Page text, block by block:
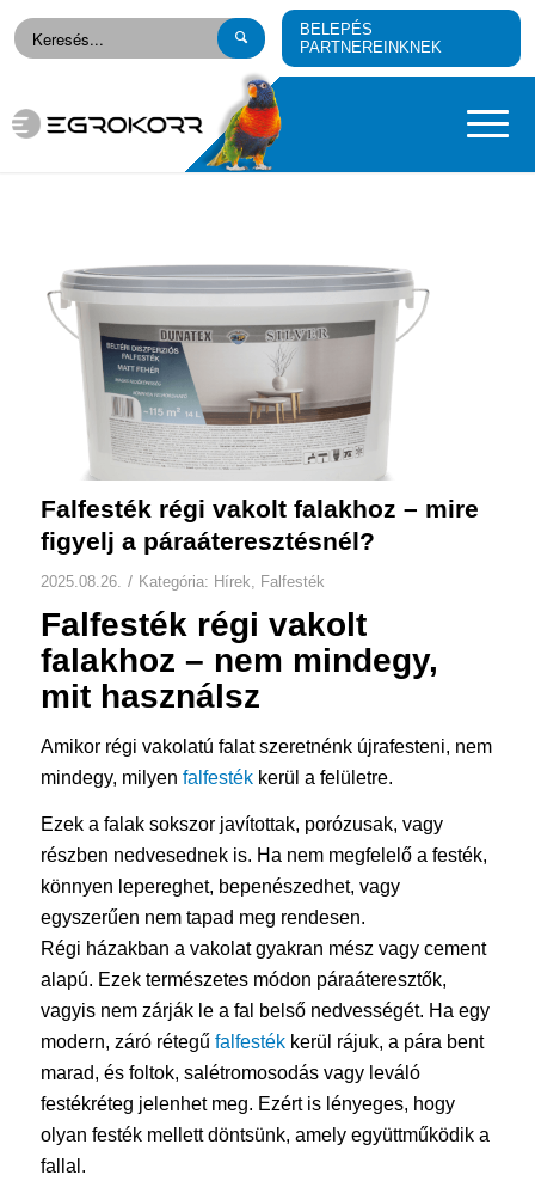
BELEPÉS
PARTNEREINKNEK
Falfesték régi vakolt falakhoz – mire
figyelj a páraáteresztésnél?
2025.08.26. / Kategória: Hírek, Falfesték
Falfesték régi vakolt
falakhoz – nem mindegy,
mit használsz
Amikor régi vakolatú falat szeretnénk újrafesteni, nem
mindegy, milyen falfestékkerül a felületre.
Ezek a falak sokszor javítottak, porózusak, vagy
részben nedvesednek is. Ha nem megfelelő a festék,
könnyen lepereghet, bepenészedhet, vagy
egyszerűen nem tapad meg rendesen.
Régi házakban a vakolat gyakran mész vagy cement
alapú. Ezek természetes módon páraáteresztők,
vagyis nem zárják le a fal belső nedvességét. Ha egy
modern, záró rétegű falfestékkerül rájuk, a pára bent
marad, és foltok, salétromosodás vagy leváló
festékréteg jelenhet meg. Ezért is lényeges, hogy
olyan festék mellett döntsünk, amely együttműködik a
fallal.